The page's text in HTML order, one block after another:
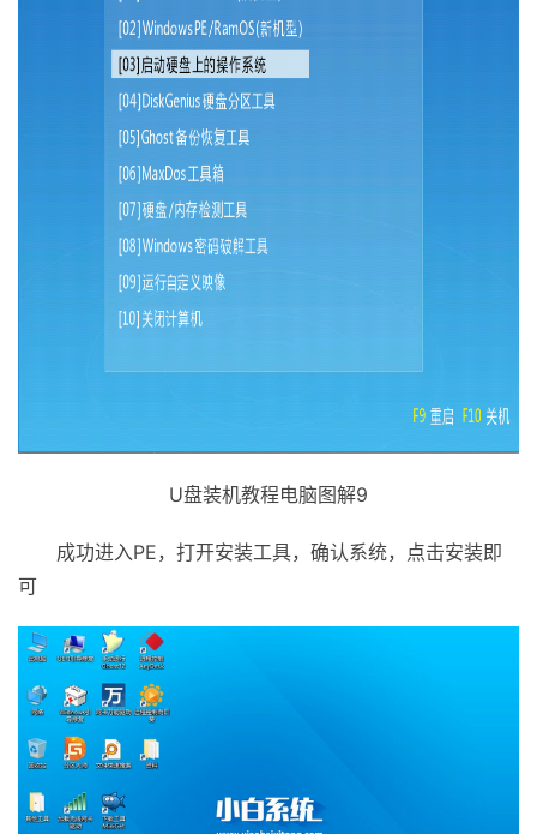
U盘装机教程电脑图解9
成功进入PE，打开安装工具，确认系统，点击安装即
可